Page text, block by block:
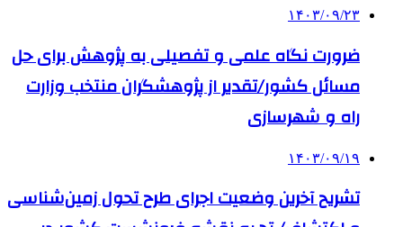
۱۴۰۳/۰۹/۲۳
ضرورت نگاه علمی و تفصیلی به پژوهش برای حل
مسائل کشور/تقدیر از پژوهشگران منتخب وزارت
راه و شهرسازی
۱۴۰۳/۰۹/۱۹
تشریح آخرین وضعیت اجرای طرح تحول زمین‌شناسی